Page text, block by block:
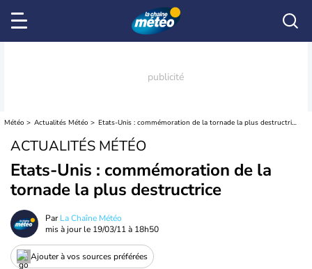
Météo Actualités Météo Etats-Unis : commémoration de la tornade la plus destructrice
ACTUALITÉS MÉTÉO
Etats-Unis : commémoration de la
tornade la plus destructrice
ParLa Chaîne Météo
mis à jour le 19/03/11 à 18h50
Ajouter à vos sources préférées